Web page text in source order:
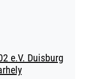
e.V. Duisburg